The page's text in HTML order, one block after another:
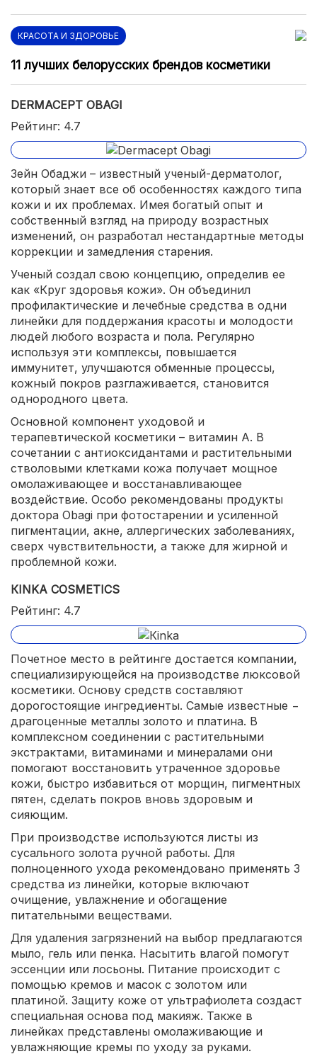
КРАСОТА И ЗДОРОВЬЕ
11 лучших белорусских брендов косметики
DERMACEPT OBAGI
Рейтинг: 4.7
Зейн Обаджи – известный ученый-дерматолог,
который знает все об особенностях каждого типа
кожи и их проблемах. Имея богатый опыт и
собственный взгляд на природу возрастных
изменений, он разработал нестандартные методы
коррекции и замедления старения.
Ученый создал свою концепцию, определив ее
как «Круг здоровья кожи». Он объединил
профилактические и лечебные средства в одни
линейки для поддержания красоты и молодости
людей любого возраста и пола. Регулярно
используя эти комплексы, повышается
иммунитет, улучшаются обменные процессы,
кожный покров разглаживается, становится
однородного цвета.
Основной компонент уходовой и
терапевтической косметики – витамин А. В
сочетании с антиоксидантами и растительными
стволовыми клетками кожа получает мощное
омолаживающее и восстанавливающее
воздействие. Особо рекомендованы продукты
доктора Obagi при фотостарении и усиленной
пигментации, акне, аллергических заболеваниях,
сверх чувствительности, а также для жирной и
проблемной кожи.
КINKA COSMETICS
Рейтинг: 4.7
Почетное место в рейтинге достается компании,
специализирующейся на производстве люксовой
косметики. Основу средств составляют
дорогостоящие ингредиенты. Самые известные −
драгоценные металлы золото и платина. В
комплексном соединении с растительными
экстрактами, витаминами и минералами они
помогают восстановить утраченное здоровье
кожи, быстро избавиться от морщин, пигментных
пятен, сделать покров вновь здоровым и
сияющим.
При производстве используются листы из
сусального золота ручной работы. Для
полноценного ухода рекомендовано применять 3
средства из линейки, которые включают
очищение, увлажнение и обогащение
питательными веществами.
Для удаления загрязнений на выбор предлагаются
мыло, гель или пенка. Насытить влагой помогут
эссенции или лосьоны. Питание происходит с
помощью кремов и масок с золотом или
платиной. Защиту коже от ультрафиолета создаст
специальная основа под макияж. Также в
линейках представлены омолаживающие и
увлажняющие кремы по уходу за руками.